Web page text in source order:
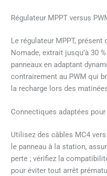
Régulateur MPPT versus
Le régulateur MPPT,
Nomade, extrait jusqu’à 30
panneaux en adaptant
contrairement au PWM qui
la recharge lors des
Connectiques adaptées
Utilisez des câbles MC4
le panneau à la station,
perte ; vérifiez la
pour éviter tout arrêt